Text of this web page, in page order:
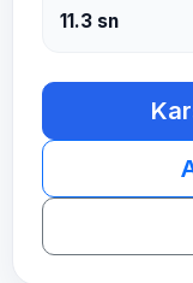
11.3 sn